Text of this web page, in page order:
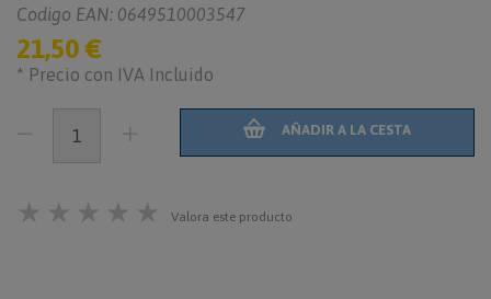
Codigo EAN: 0649510003547
21,50 €
* Precio con IVA Incluido
AÑADIR A LA CESTA
★ ★ ★ ★ ★ Valora este producto